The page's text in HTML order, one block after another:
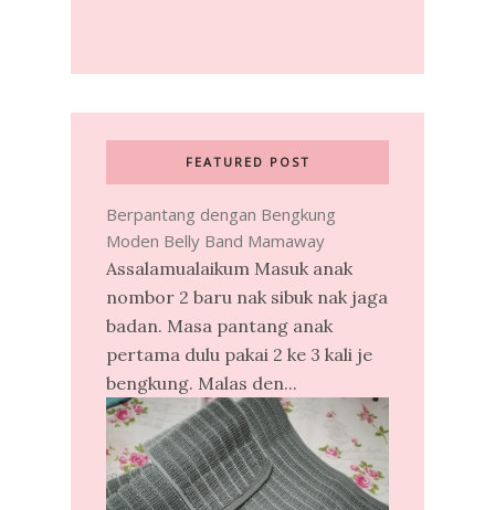
FEATURED POST
Berpantang dengan Bengkung
Moden Belly Band Mamaway
Assalamualaikum Masuk anak
nombor 2 baru nak sibuk nak jaga
badan. Masa pantang anak
pertama dulu pakai 2 ke 3 kali je
bengkung. Malas den...